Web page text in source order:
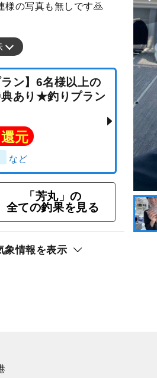
様の写真も無しです🙇
プラン】6名様以上の
特典あり★釣りプラン
ト還元「芳丸」の
全ての釣果を見る
象情報を表示